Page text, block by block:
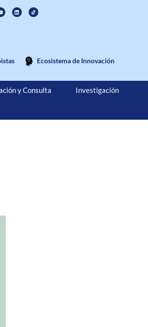
Ecosistema de Innovación
y Consulta Investigación